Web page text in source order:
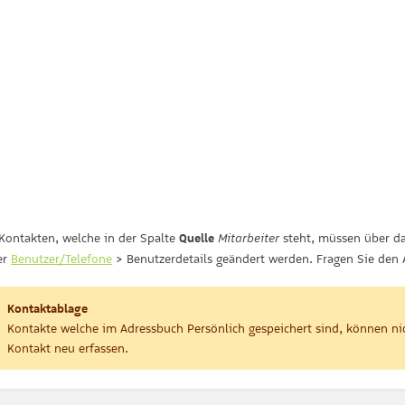
welche in der SpalteQuelle Mitarbeitersteht, müssen über
Benutzer/Telefone > Benutzerdetails geändert werden. Fragen Sie
Kontaktablage
Kontakte welche im Adressbuch Persönlich gespeichert sind, können
Kontakt neu erfassen.